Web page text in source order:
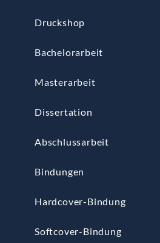
Druckshop
Bachelorarbeit
Masterarbeit
Dissertation
Abschlussarbeit
Bindungen
Hardcover-Bindung
Softcover-Bindung